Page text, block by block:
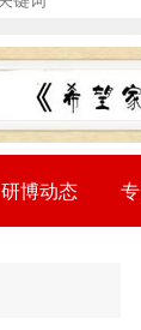
研博动态